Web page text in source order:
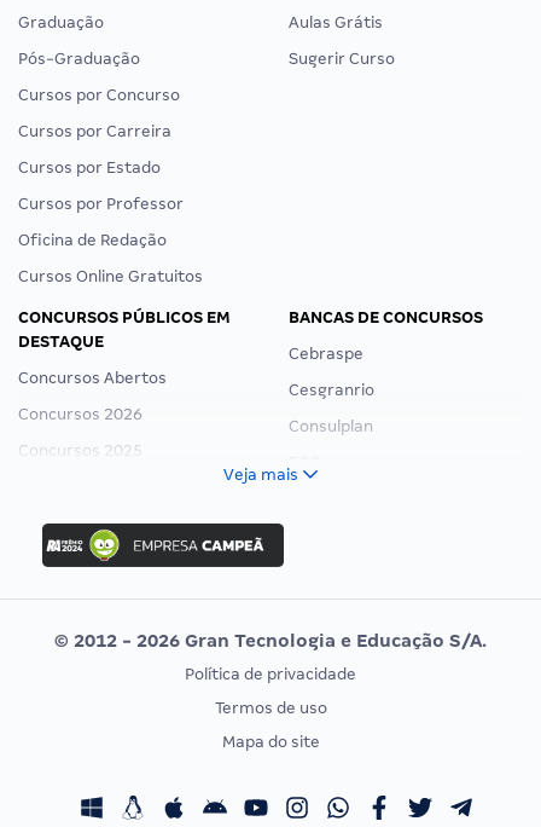
Graduação
Pós-Graduação
Cursos por Concurso
Cursos por Carreira
Cursos por Estado
Cursos por Professor
Oficina de Redação
Cursos Online Gratuitos
Aulas Grátis
Sugerir Curso
CONCURSOS PÚBLICOS EM
DESTAQUE
Concursos Abertos
Concursos 2026
Concursos 2025
Concurso Ibama
Concurso MPU
Editais publicados
BANCAS DE CONCURSOS
Cebraspe
Cesgranrio
Consulplan
Vunesp
CONCURSOS POR PROFISSÃO
Concursos Fiscais
EXAME DE ORDEM
Calendário OAB
Veja mais
© 2012 - 2026 Gran Tecnologia e Educação S/A.
Política de privacidade
Termos de uso
Mapa do site